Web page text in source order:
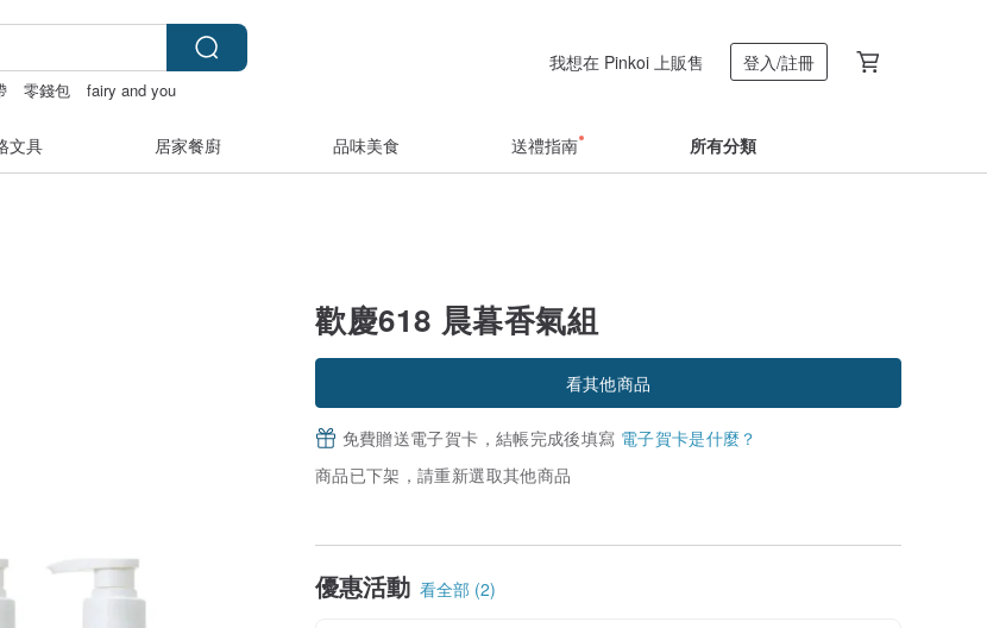
零錢包
fairy and you
我想在 Pinkoi 上販售 登入/註冊
文具 居家餐廚 品味美食 送禮指南 所有分類
歡慶618 晨暮香氣組
看其他商品
免費贈送電子賀卡，結帳完成後填寫 電子賀卡是什麼？
商品已下架，請重新選取其他商品
優惠活動 看全部 (2)